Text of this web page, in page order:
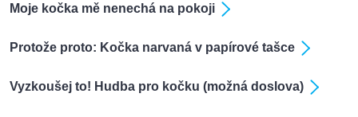
Moje kočka mě nenechá na pokoji
Protože proto: Kočka narvaná v papírové tašce
Vyzkoušej to! Hudba pro kočku (možná doslova)